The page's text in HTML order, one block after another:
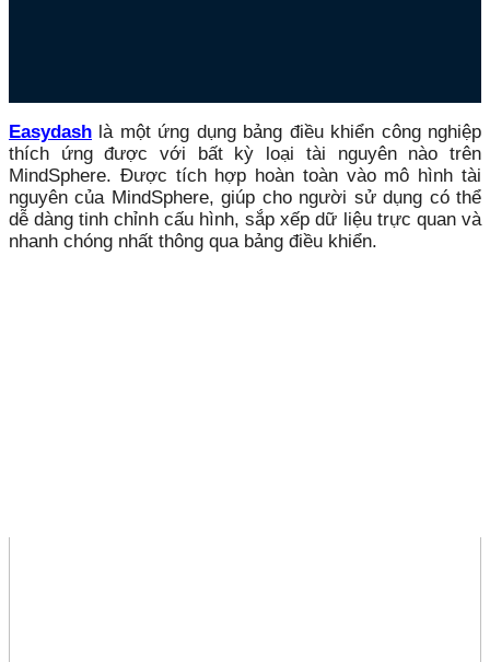
Easydash là một ứng dụng bảng điều khiển công nghiệp
thích ứng được với bất kỳ loại tài nguyên nào trên
MindSphere. Được tích hợp hoàn toàn vào mô hình tài
nguyên của MindSphere, giúp cho người sử dụng có thể
dễ dàng tinh chỉnh cấu hình, sắp xếp dữ liệu trực quan và
nhanh chóng nhất thông qua bảng điều khiển.